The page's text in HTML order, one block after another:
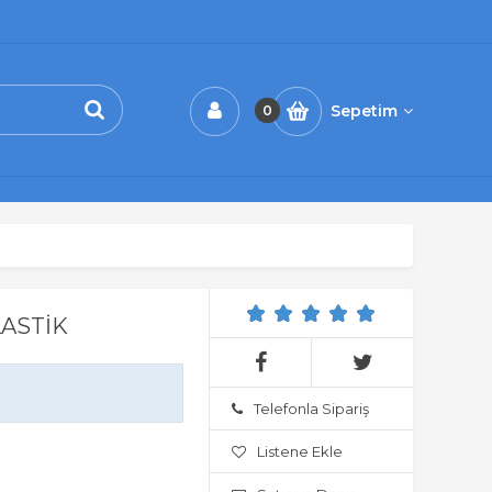
0 Sepetim
Telefonla Sipariş
Listene Ekle